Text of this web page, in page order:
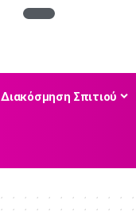
Διακόσμηση Σπιτιού